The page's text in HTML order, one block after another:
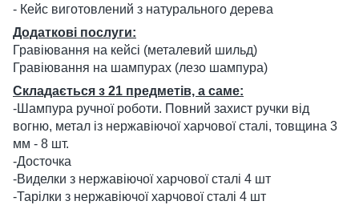
- Кейс виготовлений з натурального дерева
Додаткові послуги:
Гравіювання на кейсі (металевий шильд)
Гравіювання на шампурах (лезо шампура)
Складається з 21 предметів, а саме:
-Шампура ручної роботи. Повний захист ручки від
вогню, метал із нержавіючої харчової сталі, товщина 3
мм - 8 шт.
-Досточка
-Виделки з нержавіючої харчової сталі 4 шт
-Тарілки з нержавіючої харчової сталі 4 шт